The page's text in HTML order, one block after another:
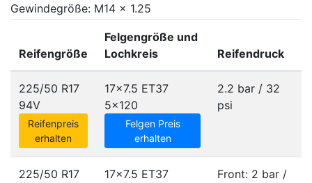
Gewindegröße: M14 x 1.25
Reifengröße
Felgengröße und
Lochkreis
Reifendruck
225/50 R17
94V
Reifenpreis
erhalten
17x7.5 ET37
5x120
Felgen Preis
erhalten
2.2 bar / 32
psi
225/50 R17
17x7.5 ET37
Front: 2 bar /